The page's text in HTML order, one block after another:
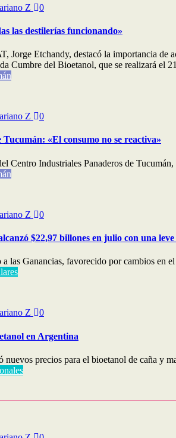
Z 0
las destilerías funcionando»
Jorge Etchandy, destacó la importancia
Cumbre del Bioetanol, que se realizará el
Z 0
«El consumo no se reactiva»
Centro Industriales Panaderos de
Z 0
$22,97 billones en julio con una
las Ganancias, favorecido por cambios en
Z 0
en Argentina
nuevos precios para el bioetanol de caña y